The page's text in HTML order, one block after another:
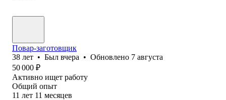
Повар-заготовщик
38 лет • Был вчера • Обновлено 7 августа
50 000 ₽
Активно ищет работу
Общий опыт
11 лет 11 месяцев